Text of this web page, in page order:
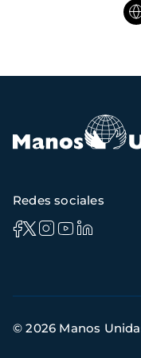
Redes sociales
de
© 2026 Manos